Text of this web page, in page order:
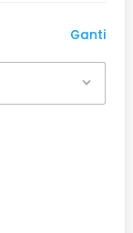
Ganti